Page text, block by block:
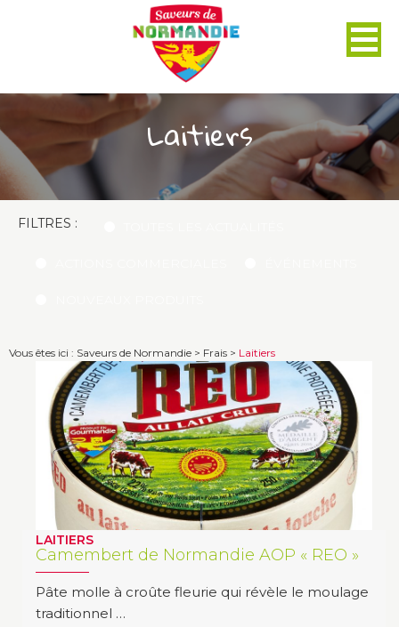
Laitiers
FILTRES :
Vous êtes ici : Saveurs de Normandie > Frais > Laitiers
LAITIERS
Camembert de Normandie AOP « REO »
Pâte molle à croûte fleurie qui révèle le moulage
traditionnel …
Panneau de gestion des cookies